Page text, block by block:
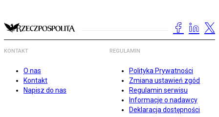
KONTAKT
O nas
Kontakt
Napisz do nas
REGULAMIN
Polityka Prywatności
Zmiana ustawień zgód
Regulamin serwisu
Informacje o nadawcy
Deklaracja dostępności